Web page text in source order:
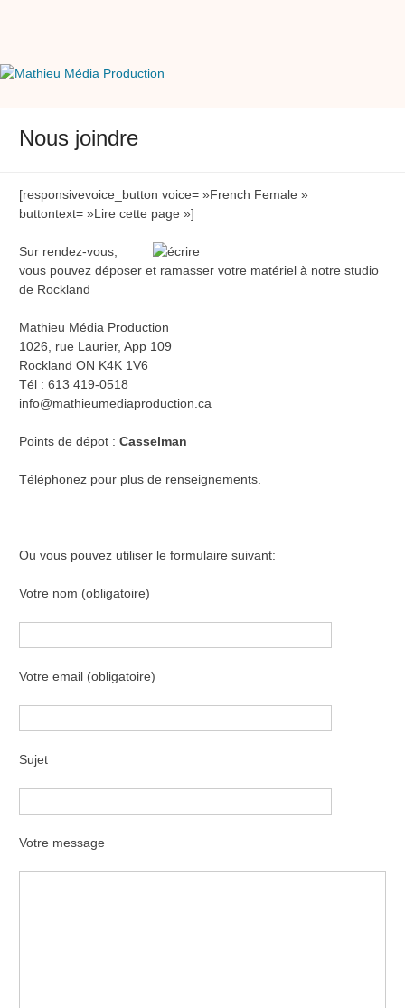
Mathieu Média Production
Transferts et Montage Vidéo
Nous joindre
[responsivevoice_button voice= »French Female »
buttontext= »Lire cette page »]
Sur rendez-vous,
vous pouvez déposer et ramasser votre matériel à notre studio
de Rockland
Mathieu Média Production
1026, rue Laurier, App 109
Rockland ON K4K 1V6
Tél : 613 419-0518
info@mathieumediaproduction.ca
Points de dépot : Casselman
Téléphonez pour plus de renseignements.
Ou vous pouvez utiliser le formulaire suivant:
Votre nom (obligatoire)
Votre email (obligatoire)
Sujet
Votre message